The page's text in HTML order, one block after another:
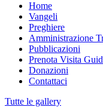
Home
Vangeli
Preghiere
Amministrazione
Pubblicazioni
Prenota Visita
Donazioni
Contattaci
Tutte le gallery